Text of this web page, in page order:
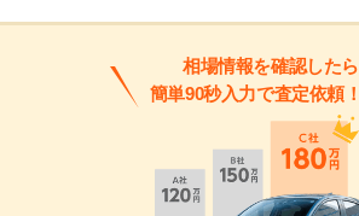
相場情報を確認したら
簡単90秒入力で査定依頼！